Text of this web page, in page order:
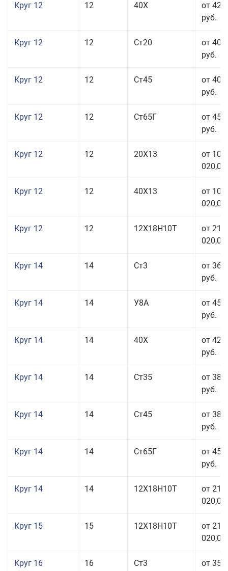
Круг 12 12 40Х
от 42
руб.
Круг 12 12 Ст20
от 40
руб.
Круг 12 12 Ст45
от 40
руб.
Круг 12 12 Ст65Г
от 45
руб.
Круг 12 12 20Х13
от 103
020,00
Круг 12 12 40Х13
от 103
020,00
Круг 12 12 12Х18Н10Т
от 212
020,00
Круг 14 14 Ст3
от 36
руб.
Круг 14 14 У8А
от 45
руб.
Круг 14 14 40Х
от 42
руб.
Круг 14 14 Ст35
от 38
руб.
Круг 14 14 Ст45
от 38
руб.
Круг 14 14 Ст65Г
от 45
руб.
Круг 14 14 12Х18Н10Т
от 211
020,00
Круг 15 15 12Х18Н10Т
от 211
020,00
Круг 16 16 Ст3
от 35